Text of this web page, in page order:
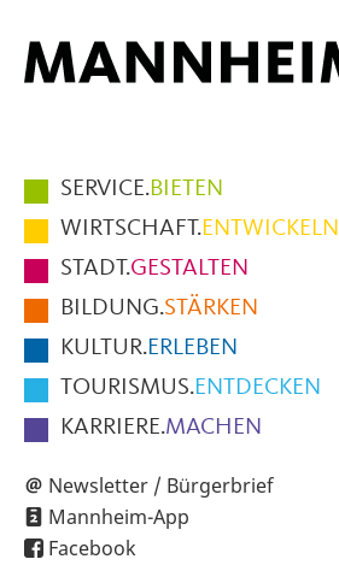
Hauptmenüpunkte
im
Fußbereich
der
Seite
SERVICE.BIETEN
WIRTSCHAFT.ENTWICKELN
STADT.GESTALTEN
BILDUNG.STÄRKEN
KULTUR.ERLEBEN
TOURISMUS.ENTDECKEN
KARRIERE.MACHEN
Newsletter / Bürgerbrief
Mannheim-App
Facebook